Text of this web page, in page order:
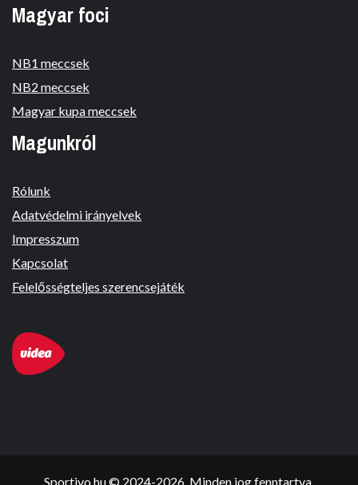
Magyar foci
NB1 meccsek
NB2 meccsek
Magyar kupa meccsek
Magunkról
Rólunk
Adatvédelmi irányelvek
Impresszum
Kapcsolat
Felelősségteljes szerencsejáték
Sportivo.hu © 2024-2026. Minden jog fenntartva.